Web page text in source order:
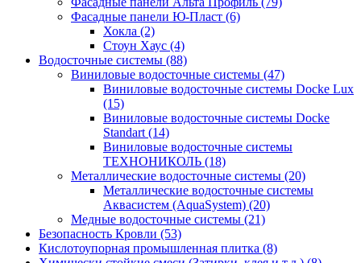
Фасадные панели Ю-Пласт (6)
Хокла (2)
Стоун Хаус (4)
Водосточные системы (88)
Виниловые водосточные системы (47)
Виниловые водосточные системы Docke Lux
(15)
Виниловые водосточные системы Docke
Standart (14)
Виниловые водосточные системы
ТЕХНОНИКОЛЬ (18)
Металлические водосточные системы (20)
Металлические водосточные системы
Аквасистем (AquaSystem) (20)
Медные водосточные системы (21)
Безопасность Кровли (53)
Кислотоупорная промышленная плитка (8)